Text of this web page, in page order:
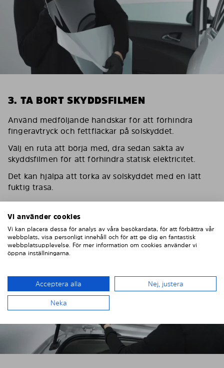
3. TA BORT SKYDDSFILMEN
Använd medföljande handskar för att förhindra
fingeravtryck och fettfläckar på solskyddet.
Välj en ruta att börja med, dra sedan sakta av
skyddsfilmen för att förhindra statisk elektricitet.
Det kan hjälpa att torka av solskyddet med en lätt
fuktig trasa.
Vi använder cookies
Vi kan placera dessa för analys av våra besökardata, för att förbättra vår
webbplats, visa personligt innehåll och för att ge dig en fantastisk
webbplatsupplevelse. För mer information om cookies använder vi
öppna inställningarna.
Acceptera alla Nej, justera
Neka